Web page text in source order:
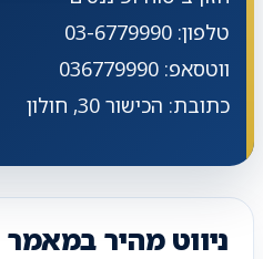
טלפון: 03-6779990
ווטסאפ: 036779990
כתובת: הכישור 30, חולון
ניווט מהיר במאמר